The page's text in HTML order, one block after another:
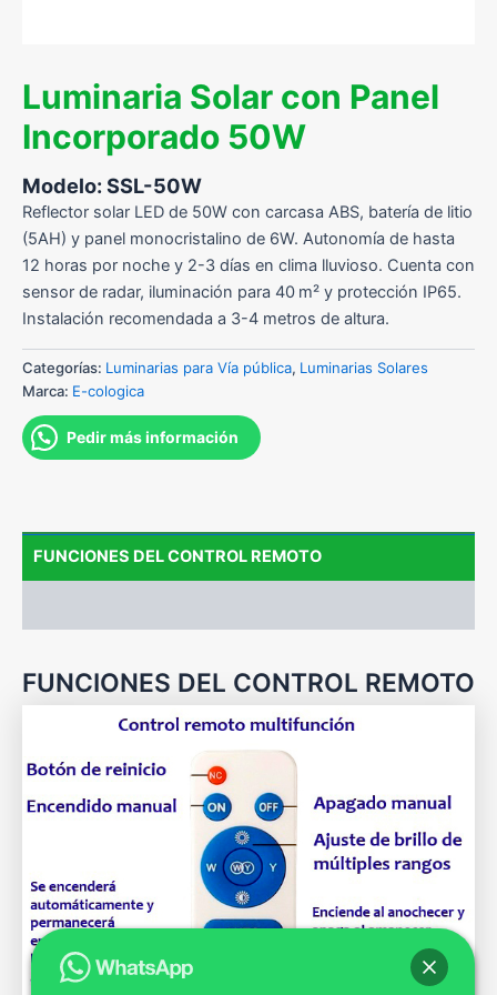
Luminaria Solar con Panel
Incorporado 50W
Modelo: SSL-50W
Reflector solar LED de 50W con carcasa ABS, batería de litio
(5AH) y panel monocristalino de 6W. Autonomía de hasta
12 horas por noche y 2-3 días en clima lluvioso. Cuenta con
sensor de radar, iluminación para 40 m² y protección IP65.
Instalación recomendada a 3-4 metros de altura.
Categorías: Luminarias para Vía pública, Luminarias Solares
Marca: E-cologica
Pedir más información
FUNCIONES DEL CONTROL REMOTO
FUNCIONES DEL CONTROL REMOTO